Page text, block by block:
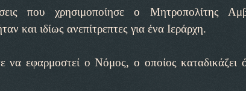
που χρησιμοποίησε ο Μητροπολίτης
και ιδίως ανεπίτρεπτες για ένα Ιεράρχη.
εφαρμοστεί ο Νόμος, ο οποίος καταδικάζει